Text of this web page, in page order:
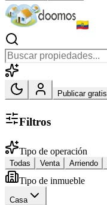
Publicar gratis
Filtros
Tipo de operación
Todas Venta Arriendo
Tipo de inmueble
Casa